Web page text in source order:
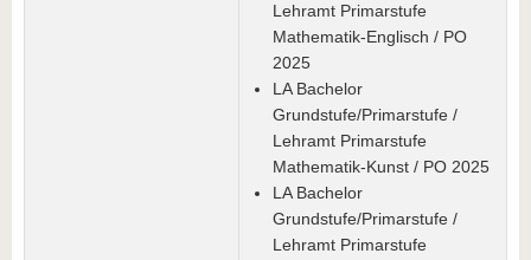
Lehramt Primarstufe
Mathematik-Englisch / PO
2025
LA Bachelor
Grundstufe/Primarstufe /
Lehramt Primarstufe
Mathematik-Kunst / PO 2025
LA Bachelor
Grundstufe/Primarstufe /
Lehramt Primarstufe